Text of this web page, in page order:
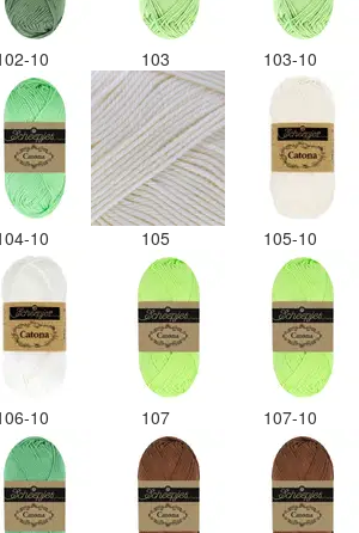
10 103 103-10
10 105 105-10
10 107 107-10